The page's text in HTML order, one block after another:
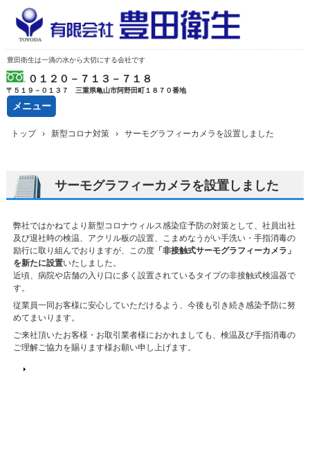
豊田衛生は一滴の水から大切にする会社です
０１２０－７１３－７１８
〒５１９－０１３７ 三重県亀山市阿野田町１８７０番地
メニュー
トップ › 新型コロナ対策 › サーモグラフィーカメラを設置しました
サーモグラフィーカメラを設置しました
弊社ではかねてより新型コロナウィルス感染症予防の対策として、社員出社
及び退社時の検温、アクリル板の設置、こまめなうがい手洗い・手指消毒の
励行に取り組んでおりますが、この度「非接触式サーモグラフィーカメラ」
を新たに設置いたしました。
近頃、病院や店舗の入り口に多く設置されているタイプの非接触式検温器で
す。
従業員一同お客様に安心していただけるよう、今後も引き続き感染予防に努
めてまいります。
ご来社頂いたお客様・お取引業者様におかれましても、検温及び手指消毒の
ご理解ご協力を賜ります様お願い申し上げます。